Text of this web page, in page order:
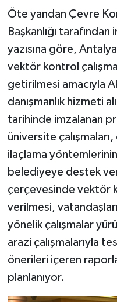
Öte yandan Çevre
Başkanlığı
yazısına göre,
vektör kontrol
getirilmesi amacıyla
danışmanlık hizmeti
tarihinde imzalanan
üniversite
ilaçlama
belediyeye destek
çerçevesinde vektör
verilmesi,
yönelik çalışmalar
arazi çalışmalarıyla
önerileri içeren
planlanıyor.